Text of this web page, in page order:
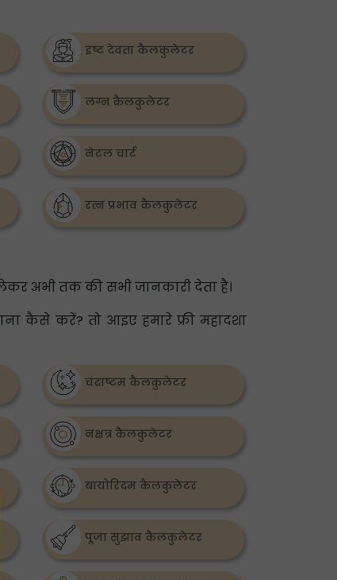
इष्ट देवता कैलकुलेटर
लग्न कैलकुलेटर
नेटल चार्ट
रत्न प्रभाव कैलकुलेटर
तक की सभी जानकारी देता है।
कैसे करें? तो आइए हमारे फ्री महादशा
चंद्राष्टम कैलकुलेटर
नक्षत्र कैलकुलेटर
बायोरिदम कैलकुलेटर
पूजा सुझाव कैलकुलेटर